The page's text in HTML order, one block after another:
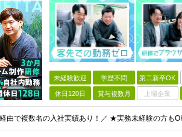
未経験歓迎 学歴不問 第二新卒OK
休日120日 賞与複数月 上場企業